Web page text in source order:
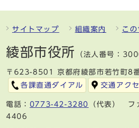
サイトマップ 組織案内 こ
綾部市役所 （法人番号：
〒623-8501 京都府綾部市若竹町8
各課直通ダイアル
交通アク
電話： 0773-42-3280
（代表）
4406